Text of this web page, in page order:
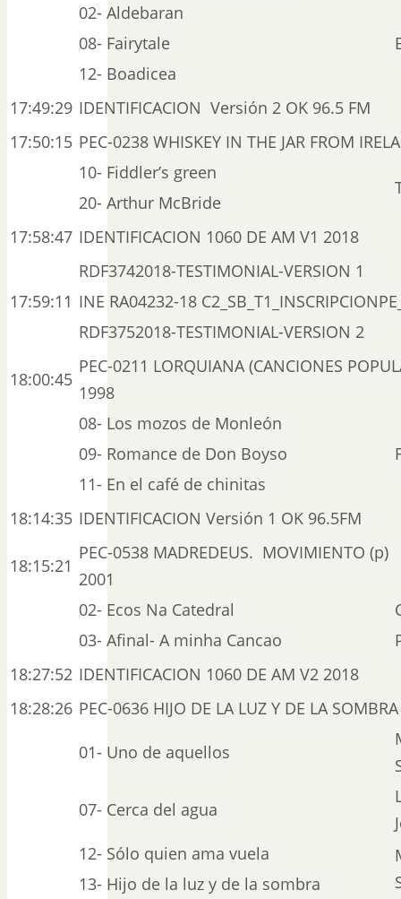
02- Aldebaran
08- Fairytale
12- Boadicea
17:49:29 IDENTIFICACION Versión 2 OK 96.5 FM
17:50:15 PEC-0238 WHISKEY IN THE JAR FROM
10- Fiddler’s green
20- Arthur McBride
17:58:47 IDENTIFICACION 1060 DE AM V1 2018
17:59:11
RDF3742018-TESTIMONIAL-VERSION 1
INE RA04232-18
RDF3752018-TESTIMONIAL-VERSION 2
18:00:45
PEC-0211 LORQUIANA (CANCIONES
1998
08- Los mozos de Monleón
09- Romance de Don Boyso
11- En el café de chinitas
18:14:35 IDENTIFICACION Versión 1 OK 96.5FM
18:15:21
PEC-0538 MADREDEUS. MOVIMIENTO (p)
2001
02- Ecos Na Catedral
03- Afinal- A minha Cancao
18:27:52 IDENTIFICACION 1060 DE AM V2 2018
18:28:26 PEC-0636 HIJO DE LA LUZ Y DE LA
01- Uno de aquellos
07- Cerca del agua
12- Sólo quien ama vuela
13- Hijo de la luz y de la sombra